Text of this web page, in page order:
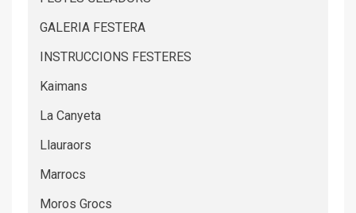
GALERIA FESTERA
INSTRUCCIONS FESTERES
Kaimans
La Canyeta
Llauraors
Marrocs
Moros Grocs